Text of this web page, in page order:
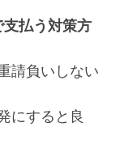
払う対策方
請負いしない
にすると良